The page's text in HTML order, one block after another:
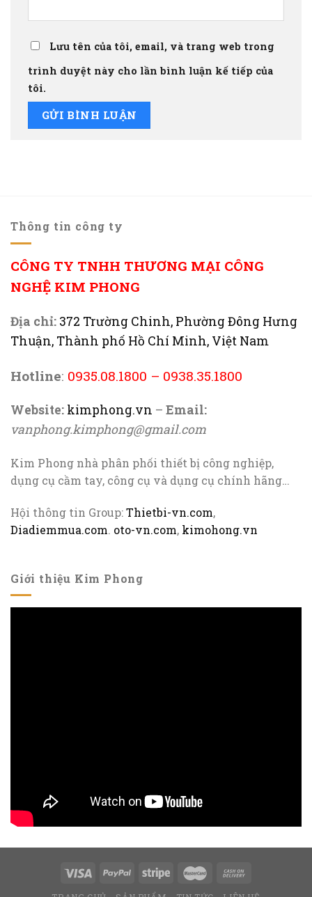
Lưu tên của tôi, email, và trang web trong
trình duyệt này cho lần bình luận kế tiếp của
tôi.
Thông tin công ty
CÔNG TY TNHH THƯƠNG MẠI CÔNG
NGHỆ KIM PHONG
Địa chỉ: 372 Trường Chinh, Phường Đông Hưng
Thuận, Thành phố Hồ Chí Minh, Việt Nam
Hotline: 0935.08.1800 – 0938.35.1800
Website: kimphong.vn – Email:
vanphong.kimphong@gmail.com
Kim Phong nhà phân phối thiết bị công nghiệp,
dụng cụ cầm tay, công cụ và dụng cụ chính hãng…
Hội thông tin Group:Thietbi-vn.com,
Diadiemmua.com. oto-vn.com, kimohong.vn
Giới thiệu Kim Phong